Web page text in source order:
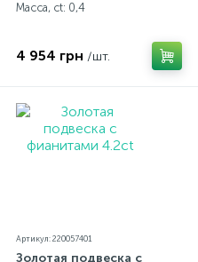
Масса, ct: 0,4
4 954 грн /шт.
Артикул: 220057401
Золотая подвеска с